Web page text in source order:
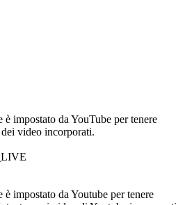
è impostato da YouTube per tenere
video incorporati.
è impostato da Youtube per tenere